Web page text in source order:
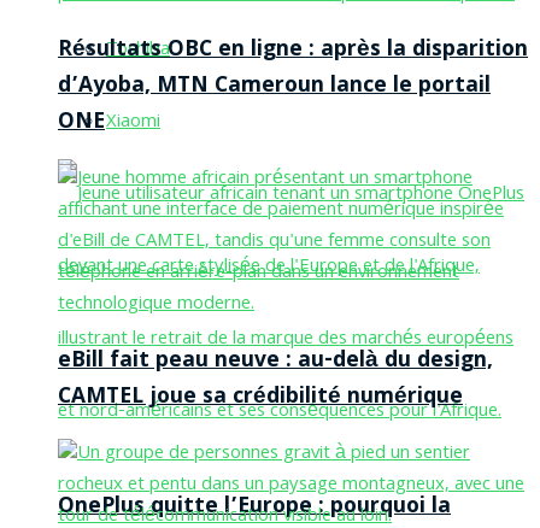
Toshiba
Xiaomi
OnePlus quitte l’Europe : pourquoi la
Résultats OBC en ligne : après la disparition
d’Ayoba, MTN Cameroun lance le portail
ONE
eBill fait peau neuve : au-delà du design,
CAMTEL joue sa crédibilité numérique